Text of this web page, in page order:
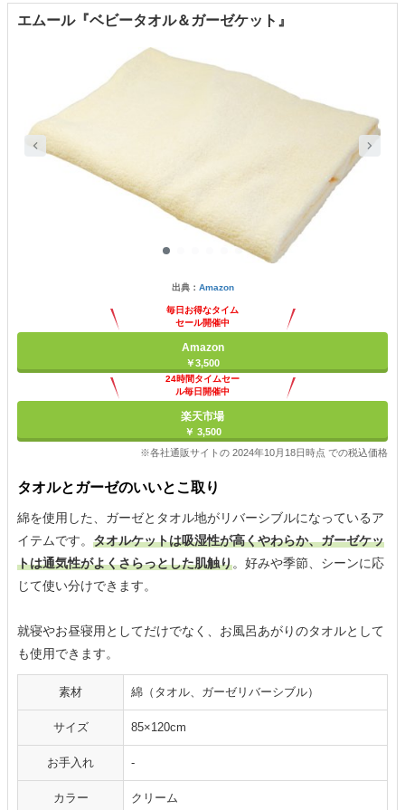
エムール『ベビータオル＆ガーゼケット』
出典： Amazon
毎日お得なタイム
セール開催中
Amazon
￥3,500
24時間タイムセー
ル毎日開催中
楽天市場
￥ 3,500
※各社通販サイトの 2024年10月18日時点 での税込価格
タオルとガーゼのいいとこ取り
綿を使用した、ガーゼとタオル地がリバーシブルになっているア
イテムです。 タオルケットは吸湿性が高くやわらか、ガーゼケッ
トは通気性がよくさらっとした肌触り。好みや季節、シーンに応
じて使い分けできます。
就寝やお昼寝用としてだけでなく、お風呂あがりのタオルとして
も使用できます。
素材 綿（タオル、ガーゼリバーシブル）
サイズ 85×120cm
お手入れ -
カラー クリーム